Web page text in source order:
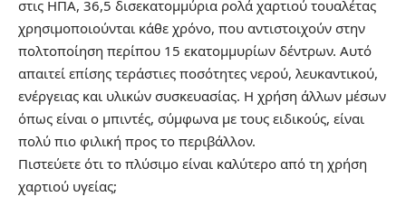
στις ΗΠΑ, 36,5 δισεκατομμύρια ρολά χαρτιού τουαλέτας
χρησιμοποιούνται κάθε χρόνο, που αντιστοιχούν στην
πολτοποίηση περίπου 15 εκατομμυρίων δέντρων. Αυτό
απαιτεί επίσης τεράστιες ποσότητες νερού, λευκαντικού,
ενέργειας και υλικών συσκευασίας. Η χρήση άλλων μέσων
όπως είναι ο μπιντές, σύμφωνα με τους ειδικούς, είναι
πολύ πιο φιλική προς το περιβάλλον.
Πιστεύετε ότι το πλύσιμο είναι καλύτερο από τη χρήση
χαρτιού υγείας;